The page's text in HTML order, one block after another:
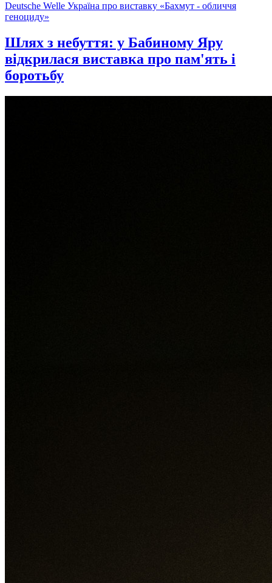
Deutsche Welle Україна про виставку «Бахмут - обличчя
геноциду»
Шлях з небуття: у Бабиному Яру
відкрилася виставка про пам'ять і
боротьбу